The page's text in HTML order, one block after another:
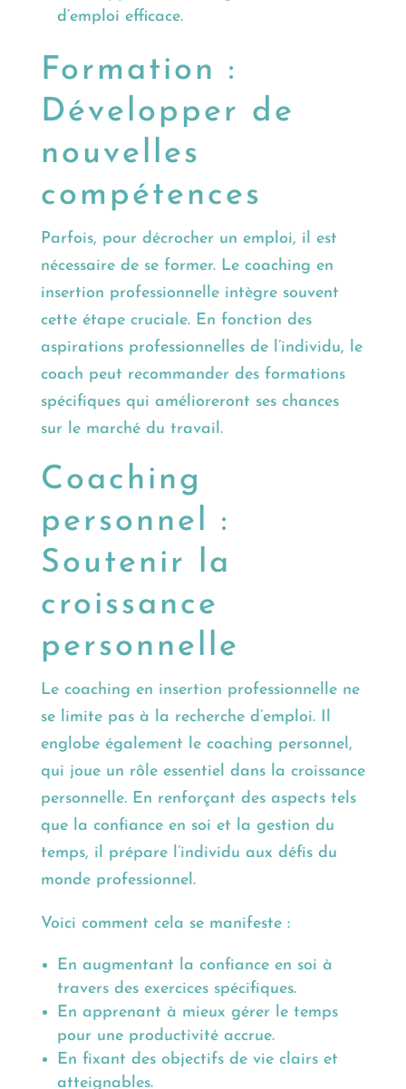
d’emploi efficace.
Formation :
Développer de
nouvelles
compétences
Parfois, pour décrocher un emploi, il est
nécessaire de se former. Le coaching en
insertion professionnelle intègre souvent
cette étape cruciale. En fonction des
aspirations professionnelles de l’individu, le
coach peut recommander des formations
spécifiques qui amélioreront ses chances
sur le marché du travail.
Coaching
personnel :
Soutenir la
croissance
personnelle
Le coaching en insertion professionnelle ne
se limite pas à la recherche d’emploi. Il
englobe également le coaching personnel,
qui joue un rôle essentiel dans la croissance
personnelle. En renforçant des aspects tels
que la confiance en soi et la gestion du
temps, il prépare l’individu aux défis du
monde professionnel.
Voici comment cela se manifeste :
En augmentant la confiance en soi à
travers des exercices spécifiques.
En apprenant à mieux gérer le temps
pour une productivité accrue.
En fixant des objectifs de vie clairs et
atteignables.